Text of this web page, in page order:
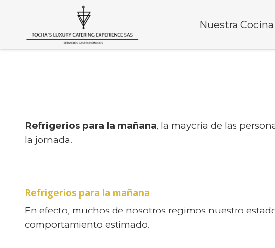
Nuestra Cocina
Refrigerios para la mañana, la mayoría de las
la jornada.
Refrigerios para la mañana
En efecto, muchos de nosotros regimos nuestro
comportamiento estimado.